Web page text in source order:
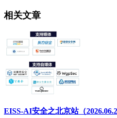
相关文章
EISS-AI安全之北京站（